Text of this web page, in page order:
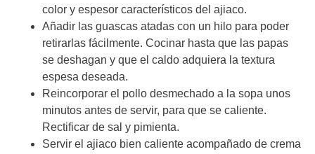
color y espesor característicos del ajiaco.
Añadir las guascas atadas con un hilo para poder
retirarlas fácilmente. Cocinar hasta que las papas
se deshagan y que el caldo adquiera la textura
espesa deseada.
Reincorporar el pollo desmechado a la sopa unos
minutos antes de servir, para que se caliente.
Rectificar de sal y pimienta.
Servir el ajiaco bien caliente acompañado de crema